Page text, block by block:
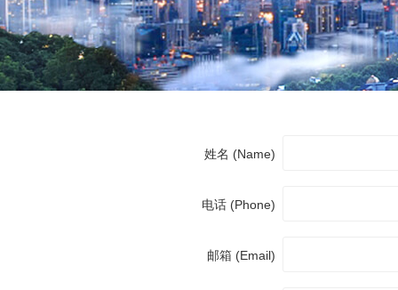
姓名 (Name)
电话 (Phone)
邮箱 (Email)